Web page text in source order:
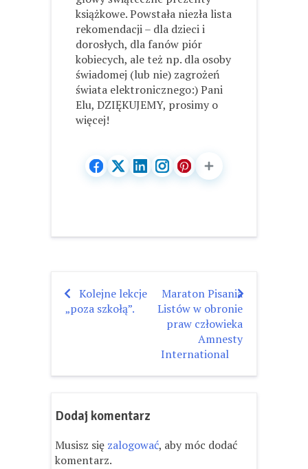
książkowe. Powstała niezła lista
rekomendacji – dla dzieci i
dorosłych, dla fanów piór
kobiecych, ale też np. dla osoby
świadomej (lub nie) zagrożeń
świata elektronicznego:) Pani
Elu, DZIĘKUJEMY, prosimy o
więcej!
Nawigacja
Kolejne lekcje
„poza szkołą”.
Maraton Pisania
Listów w obronie
praw człowieka
Amnesty
International
Dodaj komentarz
Musisz się zalogować, aby móc dodać
komentarz.